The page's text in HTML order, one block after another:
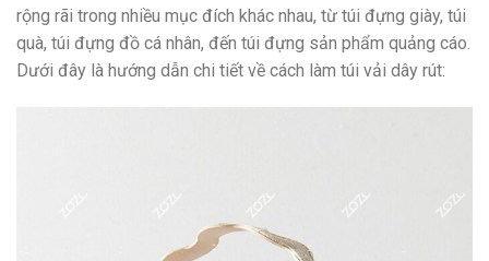
rộng rãi trong nhiều mục đích khác nhau, từ túi đựng giày, túi
quà, túi đựng đồ cá nhân, đến túi đựng sản phẩm quảng cáo.
Dưới đây là hướng dẫn chi tiết về cách làm túi vải dây rút: